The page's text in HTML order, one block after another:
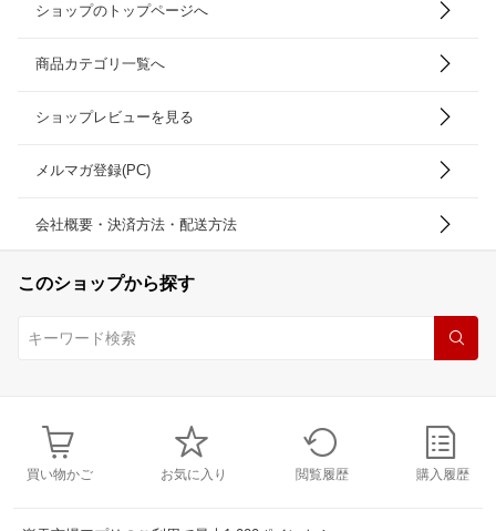
ショップのトップページへ
商品カテゴリ一覧へ
ショップレビューを見る
メルマガ登録(PC)
会社概要・決済方法・配送方法
このショップから探す
買い物かご お気に入り 閲覧履歴 購入履歴